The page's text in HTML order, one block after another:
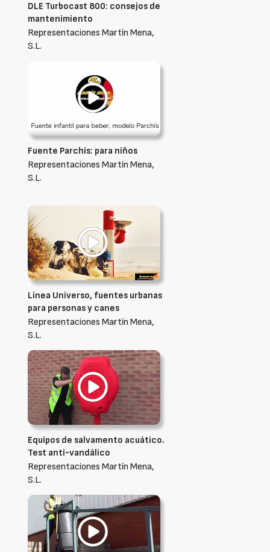
DLE Turbocast 800: consejos de
mantenimiento
Representaciones Martín Mena,
S.L.
Fuente Parchís: para niños
Representaciones Martín Mena,
S.L.
Línea Universo, fuentes urbanas
para personas y canes
Representaciones Martín Mena,
S.L.
Equipos de salvamento acuático.
Test anti-vandálico
Representaciones Martín Mena,
S.L.